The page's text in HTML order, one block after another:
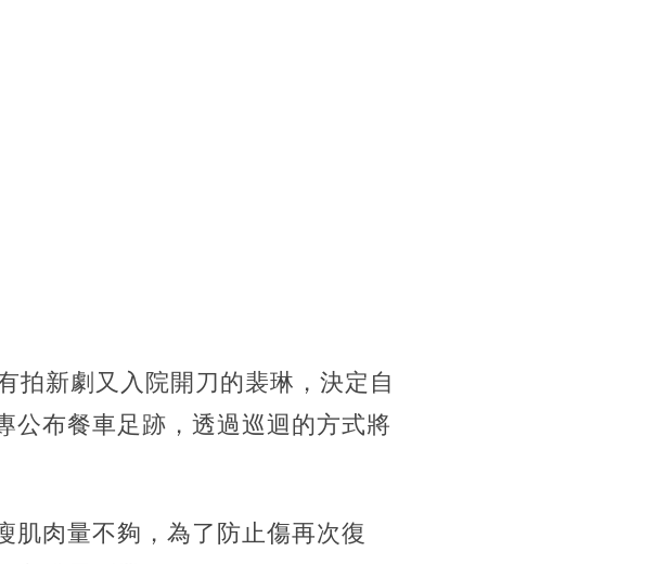
拍新劇又入院開刀的裴琳，決定自
公布餐車足跡，透過巡迴的方式將
肌肉量不夠，為了防止傷再次復